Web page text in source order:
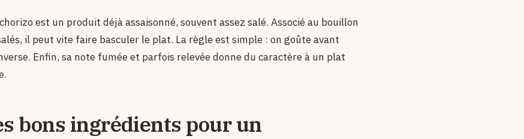
est un produit déjà assaisonné, souvent assez salé. Associé au bouillon
il peut vite faire basculer le plat. La règle est simple : on goûte avant
Enfin, sa note fumée et parfois relevée donne du caractère à un plat
bons ingrédients pour un